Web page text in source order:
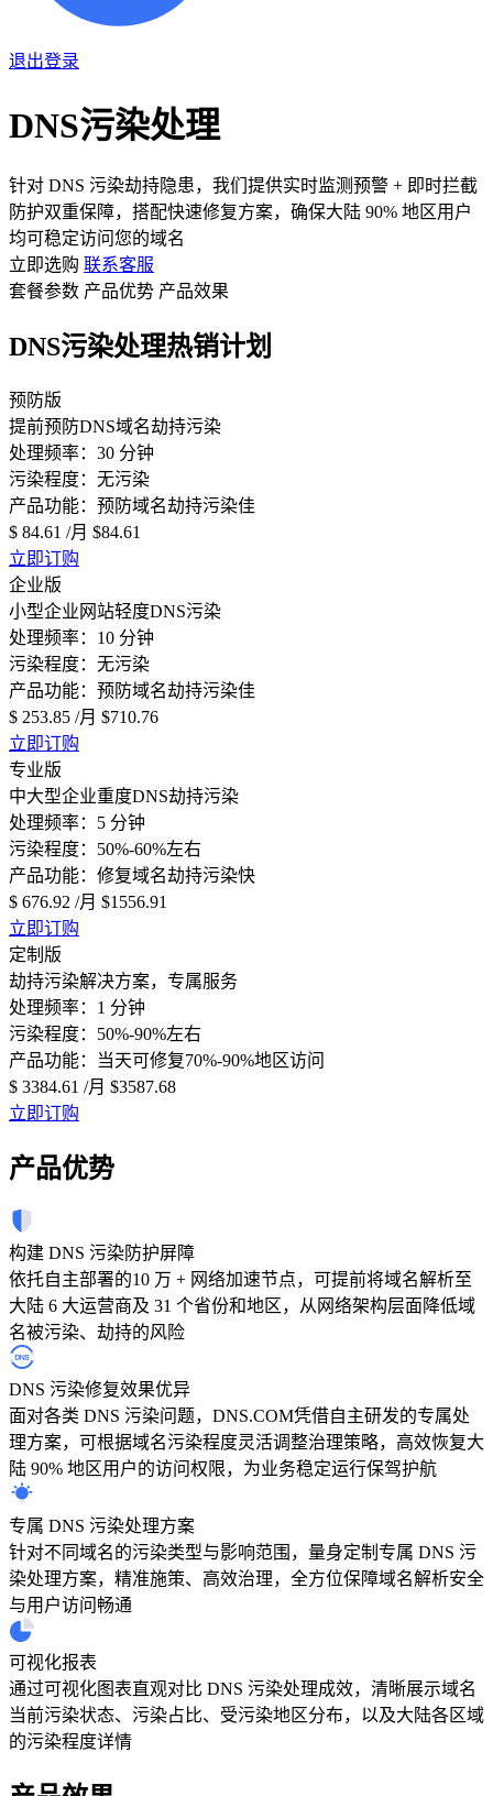
退出登录
DNS污染处理
针对 DNS 污染劫持隐患，我们提供实时监测预警 + 即时拦截
防护双重保障，搭配快速修复方案，确保大陆 90% 地区用户
均可稳定访问您的域名
立即选购 联系客服
套餐参数 产品优势 产品效果
DNS污染处理热销计划
预防版
提前预防DNS域名劫持污染
处理频率：30 分钟
污染程度：无污染
产品功能：预防域名劫持污染佳
$ 84.61 /月 $84.61
立即订购
企业版
小型企业网站轻度DNS污染
处理频率：10 分钟
污染程度：无污染
产品功能：预防域名劫持污染佳
$ 253.85 /月 $710.76
立即订购
专业版
中大型企业重度DNS劫持污染
处理频率：5 分钟
污染程度：50%-60%左右
产品功能：修复域名劫持污染快
$ 676.92 /月 $1556.91
立即订购
定制版
劫持污染解决方案，专属服务
处理频率：1 分钟
污染程度：50%-90%左右
产品功能：当天可修复70%-90%地区访问
$ 3384.61 /月 $3587.68
立即订购
产品优势
构建 DNS 污染防护屏障
依托自主部署的10 万 + 网络加速节点，可提前将域名解析至
大陆 6 大运营商及 31 个省份和地区，从网络架构层面降低域
名被污染、劫持的风险
DNS 污染修复效果优异
面对各类 DNS 污染问题，DNS.COM凭借自主研发的专属处
理方案，可根据域名污染程度灵活调整治理策略，高效恢复大
陆 90% 地区用户的访问权限，为业务稳定运行保驾护航
专属 DNS 污染处理方案
针对不同域名的污染类型与影响范围，量身定制专属 DNS 污
染处理方案，精准施策、高效治理，全方位保障域名解析安全
与用户访问畅通
可视化报表
通过可视化图表直观对比 DNS 污染处理成效，清晰展示域名
当前污染状态、污染占比、受污染地区分布，以及大陆各区域
的污染程度详情